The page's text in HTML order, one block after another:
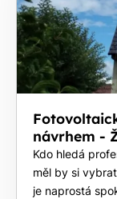
návrhem -
Kdo hledá
měl by si
je naprostá